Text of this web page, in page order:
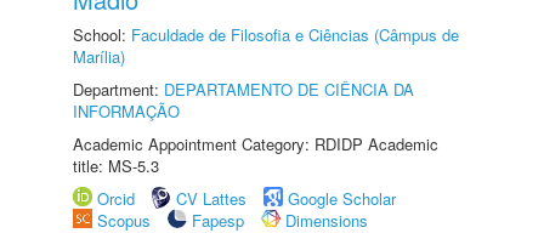
School: Faculdade de Filosofia e Ciências (Câmpus de
Marília)
Department: DEPARTAMENTO DE CIÊNCIA DA
INFORMAÇÃO
Academic Appointment Category: RDIDP Academic
title: MS-5.3
Orcid
CV Lattes
Google Scholar
Scopus
Fapesp
Dimensions